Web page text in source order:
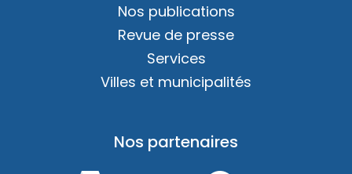
Nos publications
Revue de presse
Services
Villes et municipalités
Nos partenaires